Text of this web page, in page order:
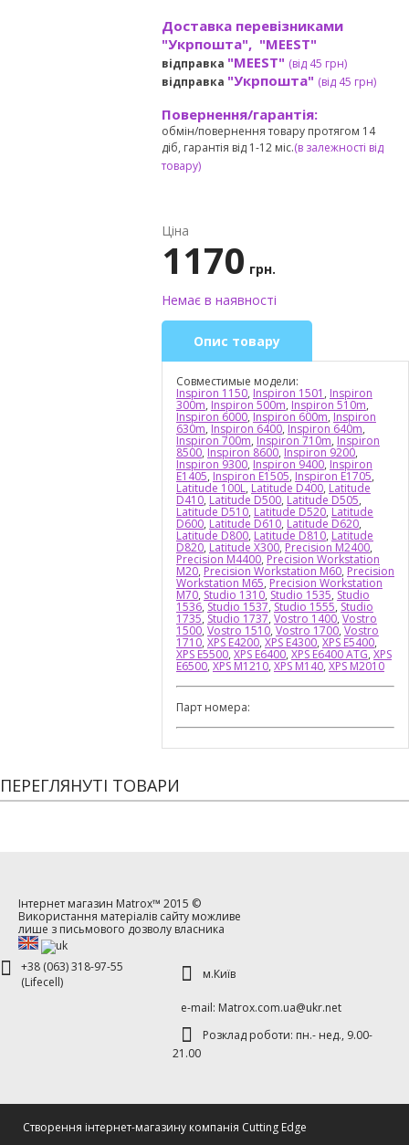
Доставка перевізниками
"Укрпошта", "MEEST"
відправка "MEEST" (від 45 грн)
відправка "Укрпошта" (від 45 грн)
Повернення/гарантія:
обмін/повернення товару протягом 14
діб, гарантія від 1-12 міс.(в залежності від
товару)
Ціна
1170 грн.
Немає в наявності
Опис товару
Совместимые модели:
Inspiron 1150, Inspiron 1501 , Inspiron
300m, Inspiron 500m, Inspiron 510m,
Inspiron 6000, Inspiron 600m, Inspiron
630m, Inspiron 6400, Inspiron 640m,
Inspiron 700m, Inspiron 710m, Inspiron
8500, Inspiron 8600, Inspiron 9200,
Inspiron 9300, Inspiron 9400, Inspiron
E1405, Inspiron E1505, Inspiron E1705,
Latitude 100L, Latitude D400, Latitude
D410, Latitude D500, Latitude D505,
Latitude D510, Latitude D520, Latitude
D600, Latitude D610, Latitude D620,
Latitude D800, Latitude D810, Latitude
D820, Latitude X300, Precision M2400,
Precision M4400, Precision Workstation
M20, Precision Workstation M60, Precision
Workstation M65, Precision Workstation
M70, Studio 1310, Studio 1535, Studio
1536, Studio 1537, Studio 1555, Studio
1735, Studio 1737, Vostro 1400, Vostro
1500, Vostro 1510, Vostro 1700, Vostro
1710, XPS E4200, XPS E4300, XPS E5400,
XPS E5500, XPS E6400, XPS E6400 ATG, XPS
E6500, XPS M1210, XPS M140, XPS M2010
Парт номера:
ПЕРЕГЛЯНУТІ ТОВАРИ
Інтернет магазин Matrox™ 2015 ©
Використання матеріалів сайту можливе
лише з письмового дозволу власника
+38 (063) 318-97-55
(Lifecell)
м.Київ
е-mаil: Matrox.com.ua@ukr.net
Розклад роботи: пн.- нед., 9.00-
21.00
Cтворення інтернет-магазину компанія Cutting Edge